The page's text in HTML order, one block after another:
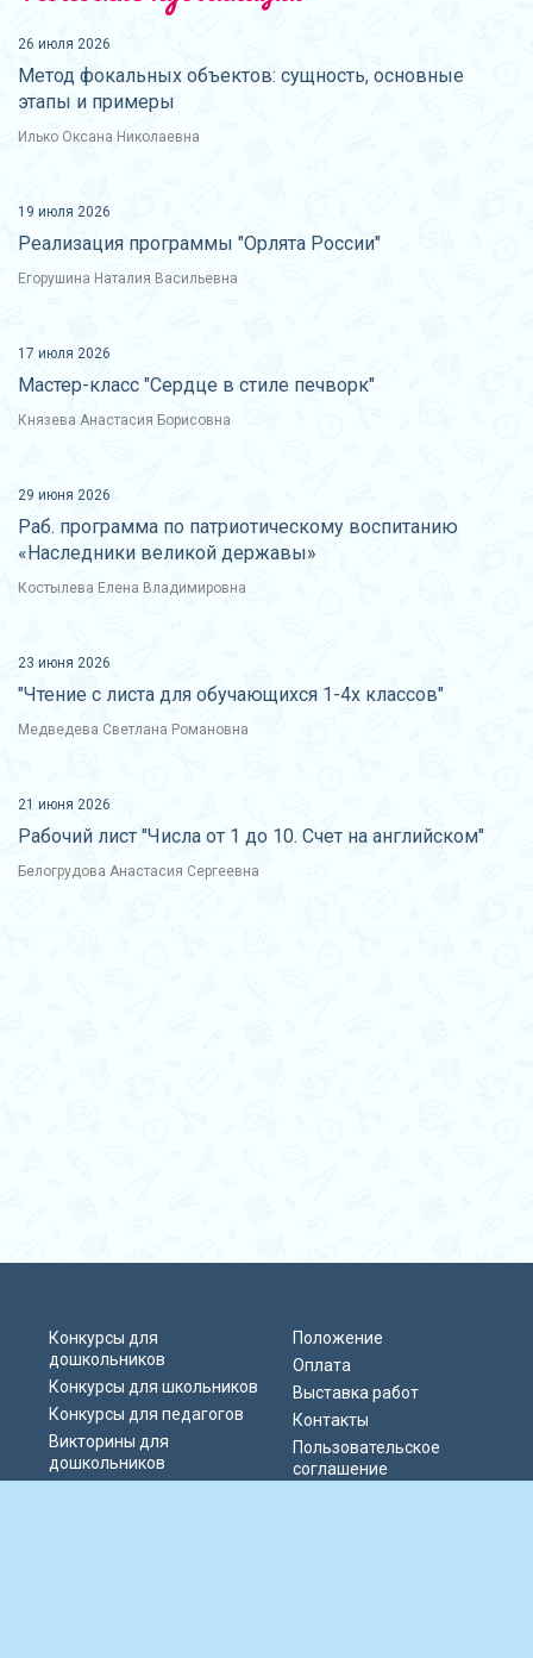
26 июля 2026
Метод фокальных объектов: сущность, основные
этапы и примеры
Илько Оксана Николаевна
19 июля 2026
Реализация программы "Орлята России"
Егорушина Наталия Васильевна
17 июля 2026
Мастер-класс "Сердце в стиле печворк"
Князева Анастасия Борисовна
29 июня 2026
Раб. программа по патриотическому воспитанию
«Наследники великой державы»
Костылева Елена Владимировна
23 июня 2026
"Чтение с листа для обучающихся 1-4х классов"
Медведева Светлана Романовна
21 июня 2026
Рабочий лист "Числа от 1 до 10. Счет на английском"
Белогрудова Анастасия Сергеевна
Конкурсы для
дошкольников
Конкурсы для школьников
Конкурсы для педагогов
Викторины для
дошкольников
Положение
Оплата
Выставка работ
Контакты
Пользовательское
соглашение